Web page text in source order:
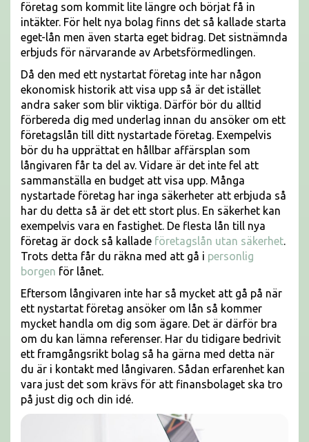
företag som kommit lite längre och börjat få in
intäkter. För helt nya bolag finns det så kallade starta
eget-lån men även starta eget bidrag. Det sistnämnda
erbjuds för närvarande av Arbetsförmedlingen.
Då den med ett nystartat företag inte har någon
ekonomisk historik att visa upp så är det istället
andra saker som blir viktiga. Därför bör du alltid
förbereda dig med underlag innan du ansöker om ett
företagslån till ditt nystartade företag. Exempelvis
bör du ha upprättat en hållbar affärsplan som
långivaren får ta del av. Vidare är det inte fel att
sammanställa en budget att visa upp. Många
nystartade företag har inga säkerheter att erbjuda så
har du detta så är det ett stort plus. En säkerhet kan
exempelvis vara en fastighet. De flesta lån till nya
företag är dock så kallade företagslån utan säkerhet.
Trots detta får du räkna med att gå i personlig
borgen för lånet.
Eftersom långivaren inte har så mycket att gå på när
ett nystartat företag ansöker om lån så kommer
mycket handla om dig som ägare. Det är därför bra
om du kan lämna referenser. Har du tidigare bedrivit
ett framgångsrikt bolag så ha gärna med detta när
du är i kontakt med långivaren. Sådan erfarenhet kan
vara just det som krävs för att finansbolaget ska tro
på just dig och din idé.